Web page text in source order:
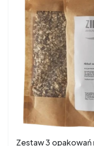
Zestaw 3